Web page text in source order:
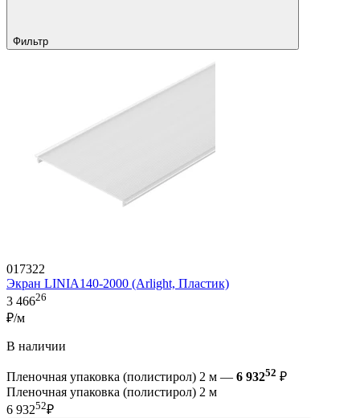
Фильтр
017322
Экран LINIA140-2000 (Arlight, Пластик)
3 46626
₽/м
В наличии
Пленочная упаковка (полистирол) 2 м — 6 93252 ₽
Пленочная упаковка (полистирол) 2 м
6 93252₽